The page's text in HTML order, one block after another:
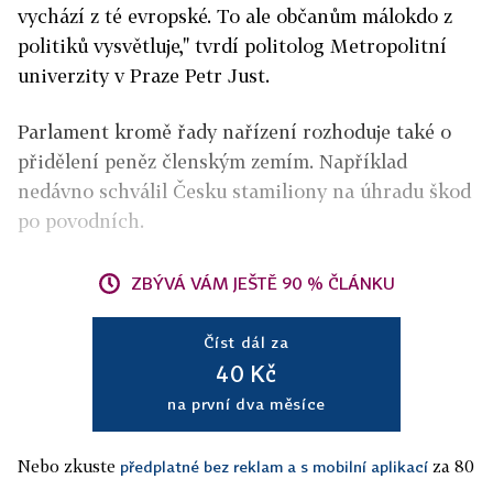
vychází z té evropské. To ale občanům málokdo z
politiků vysvětluje," tvrdí politolog Metropolitní
univerzity v Praze Petr Just.
Parlament kromě řady nařízení rozhoduje také o
přidělení peněz členským zemím. Například
nedávno schválil Česku stamiliony na úhradu škod
po povodních.
ZBÝVÁ VÁM JEŠTĚ 90 % ČLÁNKU
Číst dál za
40 Kč
na první dva měsíce
Nebo zkuste předplatné bez reklam a s mobilní aplikací za 80